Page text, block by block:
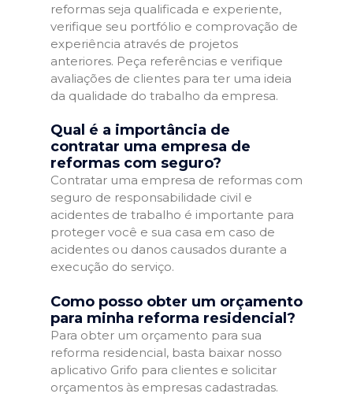
reformas seja qualificada e experiente,
verifique seu portfólio e comprovação de
experiência através de projetos
anteriores. Peça referências e verifique
avaliações de clientes para ter uma ideia
da qualidade do trabalho da empresa.
Qual é a importância de
contratar uma empresa de
reformas com seguro?
Contratar uma empresa de reformas com
seguro de responsabilidade civil e
acidentes de trabalho é importante para
proteger você e sua casa em caso de
acidentes ou danos causados durante a
execução do serviço.
Como posso obter um orçamento
para minha reforma residencial?
Para obter um orçamento para sua
reforma residencial, basta baixar nosso
aplicativo Grifo para clientes e solicitar
orçamentos às empresas cadastradas.